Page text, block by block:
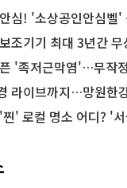
심! '소상공인안심벨'
기기 최대 3년간 무상
족저근막염'…무작정 참지
라이브까지…망원한
' 로컬 명소 어디? '서울